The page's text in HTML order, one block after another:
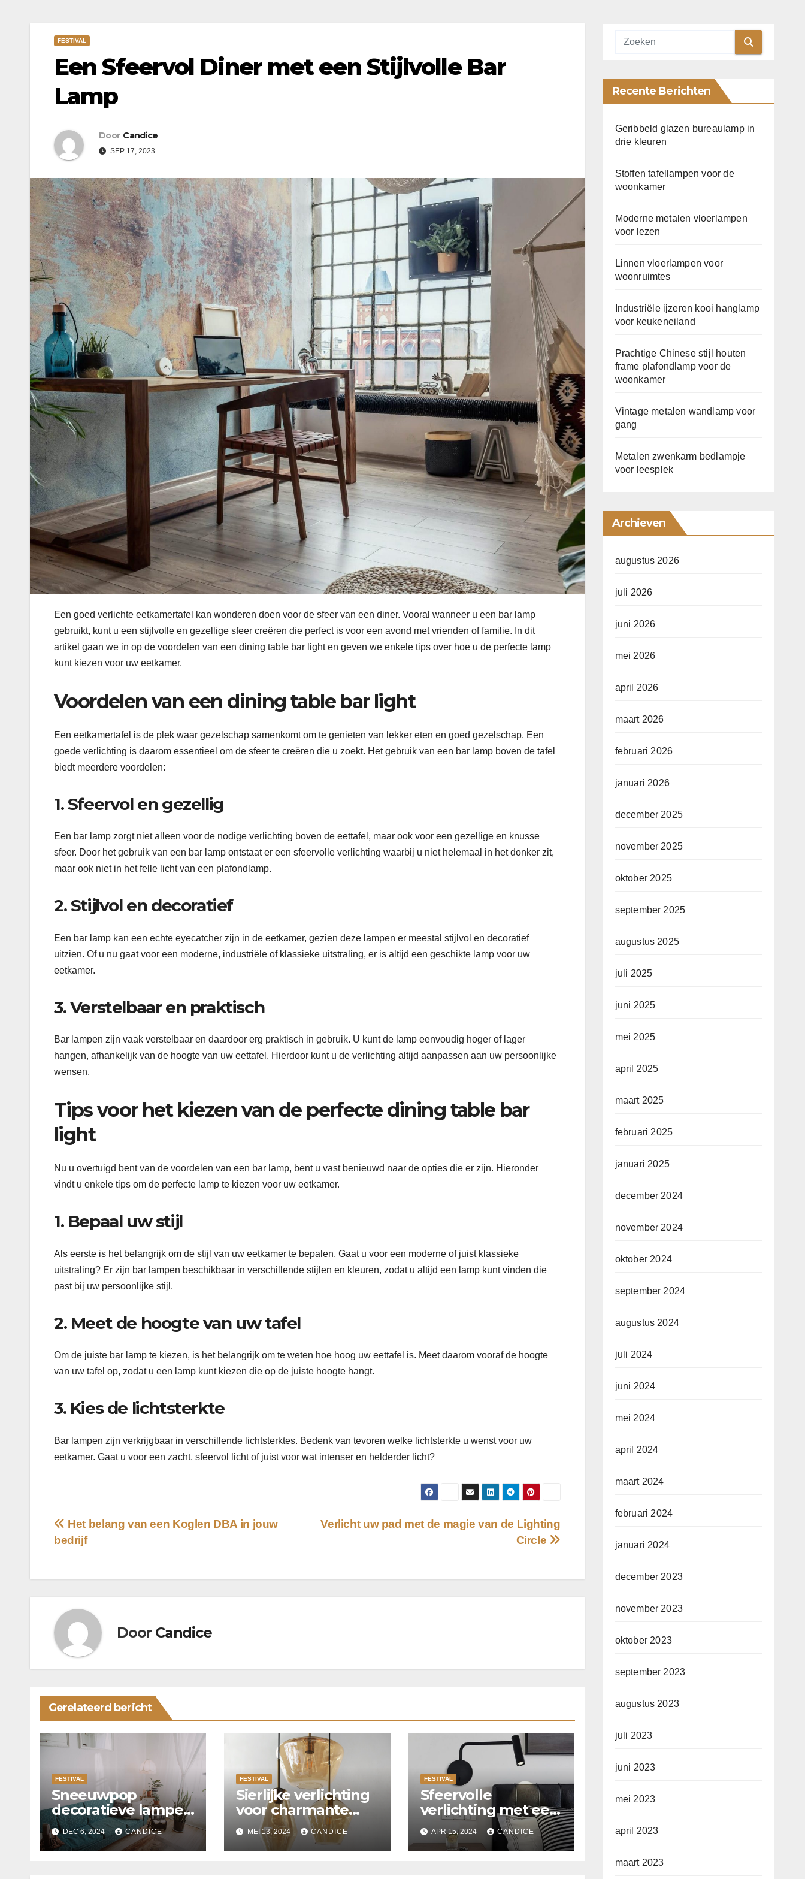
FESTIVAL
Een Sfeervol Diner met een Stijlvolle Bar
Lamp
Door Candice
SEP 17, 2023
Een goed verlichte eetkamertafel kan wonderen doen voor de sfeer van een diner. Vooral wanneer u een bar lamp
gebruikt, kunt u een stijlvolle en gezellige sfeer creëren die perfect is voor een avond met vrienden of familie. In dit
artikel gaan we in op de voordelen van een dining table bar light en geven we enkele tips over hoe u de perfecte lamp
kunt kiezen voor uw eetkamer.
Voordelen van een dining table bar light
Een eetkamertafel is de plek waar gezelschap samenkomt om te genieten van lekker eten en goed gezelschap. Een
goede verlichting is daarom essentieel om de sfeer te creëren die u zoekt. Het gebruik van een bar lamp boven de tafel
biedt meerdere voordelen:
1. Sfeervol en gezellig
Een bar lamp zorgt niet alleen voor de nodige verlichting boven de eettafel, maar ook voor een gezellige en knusse
sfeer. Door het gebruik van een bar lamp ontstaat er een sfeervolle verlichting waarbij u niet helemaal in het donker zit,
maar ook niet in het felle licht van een plafondlamp.
2. Stijlvol en decoratief
Een bar lamp kan een echte eyecatcher zijn in de eetkamer, gezien deze lampen er meestal stijlvol en decoratief
uitzien. Of u nu gaat voor een moderne, industriële of klassieke uitstraling, er is altijd een geschikte lamp voor uw
eetkamer.
3. Verstelbaar en praktisch
Bar lampen zijn vaak verstelbaar en daardoor erg praktisch in gebruik. U kunt de lamp eenvoudig hoger of lager
hangen, afhankelijk van de hoogte van uw eettafel. Hierdoor kunt u de verlichting altijd aanpassen aan uw persoonlijke
wensen.
Tips voor het kiezen van de perfecte dining table bar
light
Nu u overtuigd bent van de voordelen van een bar lamp, bent u vast benieuwd naar de opties die er zijn. Hieronder
vindt u enkele tips om de perfecte lamp te kiezen voor uw eetkamer.
1. Bepaal uw stijl
Als eerste is het belangrijk om de stijl van uw eetkamer te bepalen. Gaat u voor een moderne of juist klassieke
uitstraling? Er zijn bar lampen beschikbaar in verschillende stijlen en kleuren, zodat u altijd een lamp kunt vinden die
past bij uw persoonlijke stijl.
2. Meet de hoogte van uw tafel
Om de juiste bar lamp te kiezen, is het belangrijk om te weten hoe hoog uw eettafel is. Meet daarom vooraf de hoogte
van uw tafel op, zodat u een lamp kunt kiezen die op de juiste hoogte hangt.
3. Kies de lichtsterkte
Bar lampen zijn verkrijgbaar in verschillende lichtsterktes. Bedenk van tevoren welke lichtsterkte u wenst voor uw
eetkamer. Gaat u voor een zacht, sfeervol licht of juist voor wat intenser en helderder licht?
Bericht
navigatie
Verlicht uw pad met de magie van de Lighting
Circle
Het belang van een Koglen DBA in jouw
bedrijf
Door Candice
Gerelateerd bericht
FESTIVAL
Sneeuwpop
decoratieve lampen
perfect voor Kerst
DEC 6, 2024 CANDICE
FESTIVAL
Sierlijke verlichting
voor charmante
binnenplaats
MEI 13, 2024 CANDICE
FESTIVAL
Sfeervolle
verlichting met een
verlaagd plafond
met Suspended
ceiling light.
APR 15, 2024 CANDICE
Recente Berichten
Geribbeld glazen bureaulamp in
drie kleuren
Stoffen tafellampen voor de
woonkamer
Moderne metalen vloerlampen
voor lezen
Linnen vloerlampen voor
woonruimtes
Industriële ijzeren kooi hanglamp
voor keukeneiland
Prachtige Chinese stijl houten
frame plafondlamp voor de
woonkamer
Vintage metalen wandlamp voor
gang
Metalen zwenkarm bedlampje
voor leesplek
Archieven
augustus 2026
juli 2026
juni 2026
mei 2026
april 2026
maart 2026
februari 2026
januari 2026
december 2025
november 2025
oktober 2025
september 2025
augustus 2025
juli 2025
juni 2025
mei 2025
april 2025
maart 2025
februari 2025
januari 2025
december 2024
november 2024
oktober 2024
september 2024
augustus 2024
juli 2024
juni 2024
mei 2024
april 2024
maart 2024
februari 2024
januari 2024
december 2023
november 2023
oktober 2023
september 2023
augustus 2023
juli 2023
juni 2023
mei 2023
april 2023
maart 2023